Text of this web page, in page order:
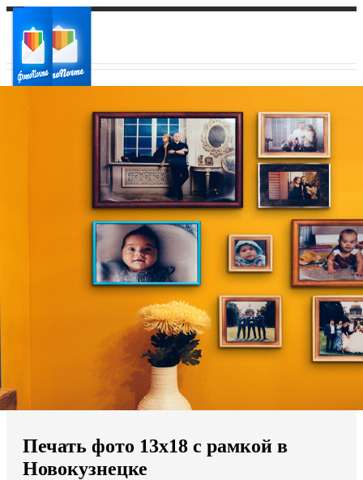
Ваш регион доставки
Выберите из списка:
Мы доставляем по всему миру
Продолжить без города
Печать фото 13х18 с рамкой в
Новокузнецке